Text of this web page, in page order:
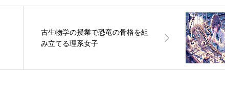
古生物学の授業で恐竜の骨格を組
み立てる理系女子